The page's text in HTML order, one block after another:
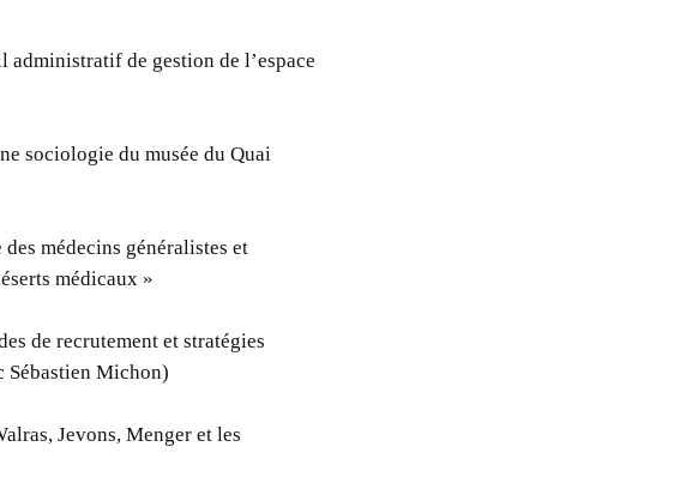
administratif de gestion de l’espace
sociologie du musée du Quai
médecins généralistes et
médicaux »
de recrutement et stratégies
Sébastien Michon)
Jevons, Menger et les